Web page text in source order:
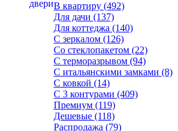
В квартиру (492)
Для дачи (137)
Для коттеджа (140)
С зеркалом (126)
Со стеклопакетом (22)
С терморазрывом (94)
С итальянскими замками (8)
С ковкой (14)
С 3 контурами (409)
Премиум (119)
Дешевые (118)
Распродажа (79)